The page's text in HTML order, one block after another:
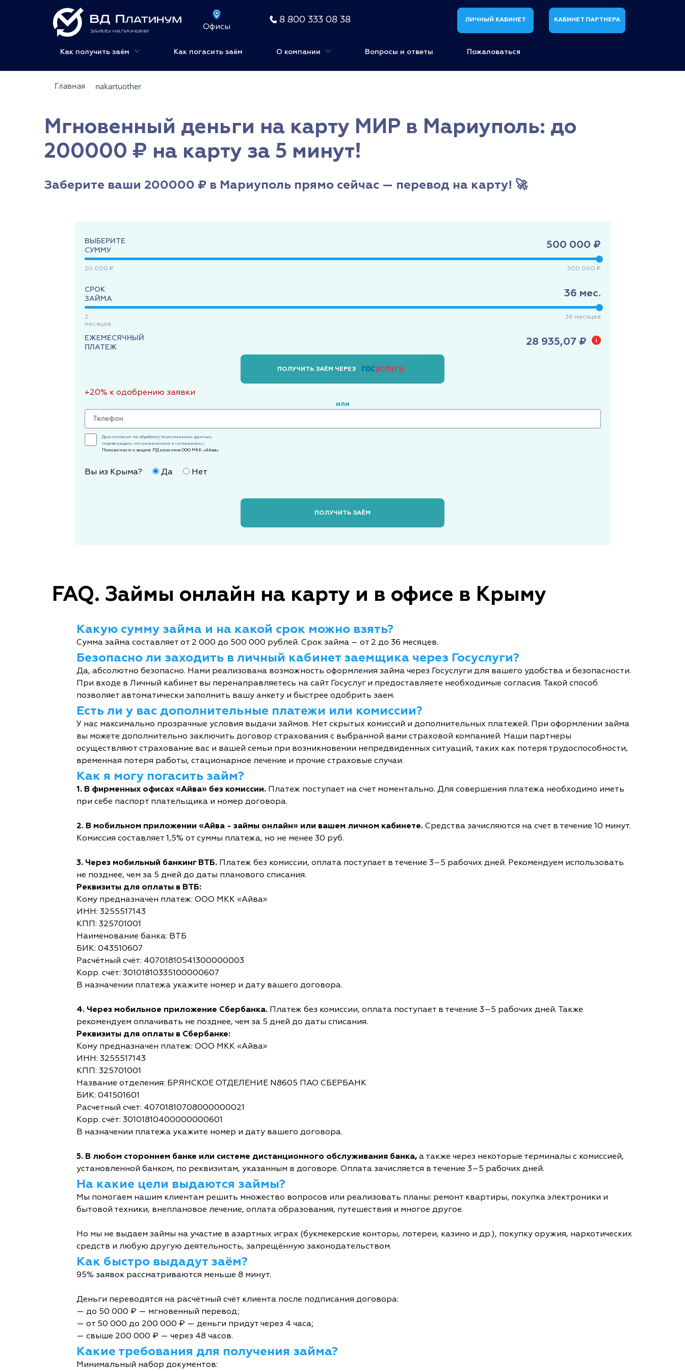
Офисы
8 800 333 08 38 ЛИЧНЫЙ КАБИНЕТ КАБИНЕТ ПАРТНЕРА
Как получить заём Как погасить заём О компании Вопросы и ответы Пожаловаться
Главная nakartuother
Мгновенный деньги на карту МИР в Мариуполь: до
200000 ₽ на карту за 5 минут!
Заберите ваши 200000 ₽ в Мариуполь прямо сейчас — перевод на карту! 🚀
ВЫБЕРИТЕ
СУММУ
500 000 ₽
20 000 ₽ 500 000 ₽
СРОК
ЗАЙМА
36 мес.
2
месяцев
36 месяцев
ЕЖЕМЕСЯЧНЫЙ
ПЛАТЕЖ
28 935,07 ₽
ПОЛУЧИТЬ ЗАЁМ ЧЕРЕЗ
+20% к одобрению заявки
или
Даю согласие на обработку персональных данных,
подтверждаю, что ознакомился и соглашаюсь с
Положением о защите ПД клиентов ООО МКК «Айва»
Вы из Крыма? Да Нет
ПОЛУЧИТЬ ЗАЁМ
FAQ. Займы онлайн на карту и в офисе в Крыму
Какую сумму займа и на какой срок можно взять?
Сумма займа составляет от 2 000 до 500 000 рублей. Срок займа – от 2 до 36 месяцев.
Безопасно ли заходить в личный кабинет заемщика через Госуслуги?
Да, абсолютно безопасно. Нами реализована возможность оформления займа через Госуслуги для вашего удобства и безопасности.
При входе в Личный кабинет вы перенаправляетесь на сайт Госуслуг и предоставляете необходимые согласия. Такой способ
позволяет автоматически заполнить вашу анкету и быстрее одобрить заем.
Есть ли у вас дополнительные платежи или комиссии?
У нас максимально прозрачные условия выдачи займов. Нет скрытых комиссий и дополнительных платежей. При оформлении займа
вы можете дополнительно заключить договор страхования с выбранной вами страховой компанией. Наши партнеры
осуществляют страхование вас и вашей семьи при возникновении непредвиденных ситуаций, таких как потеря трудоспособности,
временная потеря работы, стационарное лечение и прочие страховые случаи.
Как я могу погасить займ?
1. В фирменных офисах «Айва» без комиссии. Платеж поступает на счет моментально. Для совершения платежа необходимо иметь
при себе паспорт плательщика и номер договора.
2. В мобильном приложении «Айва - займы онлайн» или вашем личном кабинете. Средства зачисляются на счет в течение 10 минут.
Комиссия составляет 1,5% от суммы платежа, но не менее 30 руб.
3. Через мобильный банкинг ВТБ. Платеж без комиссии, оплата поступает в течение 3–5 рабочих дней. Рекомендуем использовать
не позднее, чем за 5 дней до даты планового списания.
Реквизиты для оплаты в ВТБ:
Кому предназначен платеж: ООО МКК «Айва»
ИНН: 3255517143
КПП: 325701001
Наименование банка: ВТБ
БИК: 043510607
Расчётный счёт: 40701810541300000003
Корр. счёт: 30101810335100000607
В назначении платежа укажите номер и дату вашего договора.
4. Через мобильное приложение Сбербанка. Платеж без комиссии, оплата поступает в течение 3–5 рабочих дней. Также
рекомендуем оплачивать не позднее, чем за 5 дней до даты списания.
Реквизиты для оплаты в Сбербанке:
Кому предназначен платеж: ООО МКК «Айва»
ИНН: 3255517143
КПП: 325701001
Название отделения: БРЯНСКОЕ ОТДЕЛЕНИЕ N8605 ПАО СБЕРБАНК
БИК: 041501601
Расчетный счет: 40701810708000000021
Корр. счёт: 30101810400000000601
В назначении платежа укажите номер и дату вашего договора.
5. В любом стороннем банке или системе дистанционного обслуживания банка, а также через некоторые терминалы с комиссией,
установленной банком, по реквизитам, указанным в договоре. Оплата зачисляется в течение 3–5 рабочих дней.
На какие цели выдаются займы?
Мы помогаем нашим клиентам решить множество вопросов или реализовать планы: ремонт квартиры, покупка электроники и
бытовой техники, внеплановое лечение, оплата образования, путешествия и многое другое.
Но мы не выдаем займы на участие в азартных играх (букмекерские конторы, лотереи, казино и др.), покупку оружия, наркотических
средств и любую другую деятельность, запрещённую законодательством.
Как быстро выдадут заём?
95% заявок рассматриваются меньше 8 минут.
Деньги переводятся на расчётный счёт клиента после подписания договора:
— до 50 000 ₽ — мгновенный перевод;
— от 50 000 до 200 000 ₽ — деньги придут через 4 часа;
— свыше 200 000 ₽ — через 48 часов.
Какие требования для получения займа?
Минимальный набор документов: